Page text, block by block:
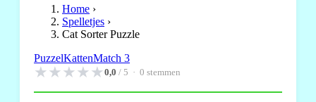
Home ›
Spelletjes ›
Cat Sorter Puzzle
PuzzelKattenMatch 3
★★★★★0,0 / 5 · 0 stemmen